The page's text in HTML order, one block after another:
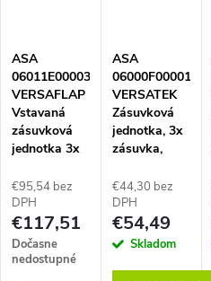
manažérske
pracoviská.
Unikátna...
kábel,
napájací
zdroj....
ASA
06011E00003
VERSAFLAP
Vstavaná
zásuvková
jednotka 3x
eloxovaný
hliník
€95,54 bez
DPH
€117,51
Dočasne
nedostupné
ASA
06000F00001
VERSATEK
Zásuvková
jednotka, 3x
zásuvka,
eloxovaný
hliník/čierna
€44,30 bez
DPH
€54,49
Skladom